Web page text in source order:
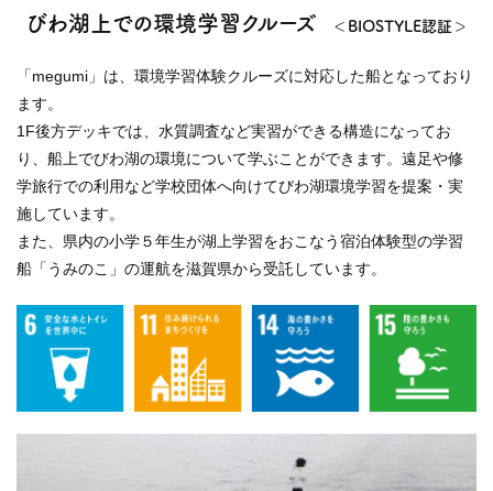
びわ湖上での環境学習クルーズ ＜BIOSTYLE認証＞
「megumi」は、環境学習体験クルーズに対応した船となっており
ます。
1F後方デッキでは、水質調査など実習ができる構造になってお
り、船上でびわ湖の環境について学ぶことができます。遠足や修
学旅行での利用など学校団体へ向けてびわ湖環境学習を提案・実
施しています。
また、県内の小学５年生が湖上学習をおこなう宿泊体験型の学習
船「うみのこ」の運航を滋賀県から受託しています。